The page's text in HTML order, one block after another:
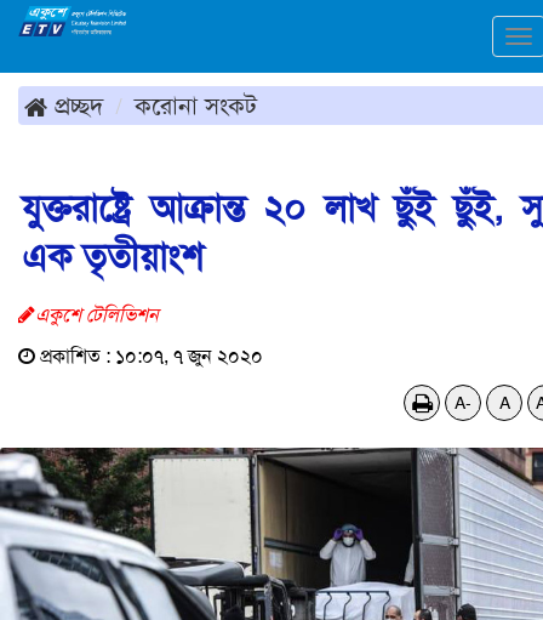
প্রচ্ছদ করোনা সংকট
যুক্তরাষ্ট্রে আক্রান্ত ২০ লাখ ছুঁই ছুঁই,
এক তৃতীয়াংশ
একুশে টেলিভিশন
প্রকাশিত : ১০:০৭, ৭ জুন ২০২০
A- A